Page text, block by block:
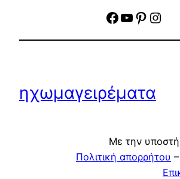
facebook
YouTube
ηχωμαγειρέματα
Με την
Πολιτική απορρήτου –